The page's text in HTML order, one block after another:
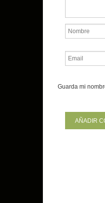
Guarda mi